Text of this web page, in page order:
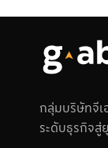
กลุ่มบริษัทจีเ
ระดับธุรกิจ